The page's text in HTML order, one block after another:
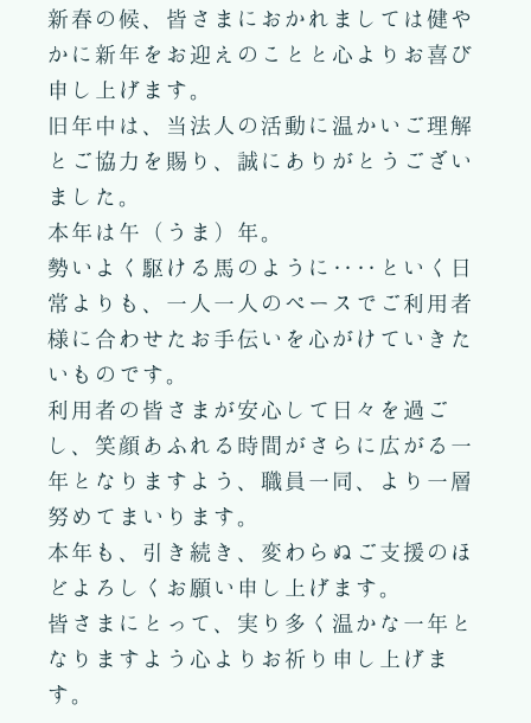
新春の候、皆さまにおかれましては健や
かに新年をお迎えのことと心よりお喜び
申し上げます。
旧年中は、当法人の活動に温かいご理解
とご協力を賜り、誠にありがとうござい
ました。
本年は午（うま）年。
勢いよく駆ける馬のように‥‥といく日
常よりも、一人一人のペースでご利用者
様に合わせたお手伝いを心がけていきた
いものです。
利用者の皆さまが安心して日々を過ご
し、笑顔あふれる時間がさらに広がる一
年となりますよう、職員一同、より一層
努めてまいります。
本年も、引き続き、変わらぬご支援のほ
どよろしくお願い申し上げます。
皆さまにとって、実り多く温かな一年と
なりますよう心よりお祈り申し上げま
す。